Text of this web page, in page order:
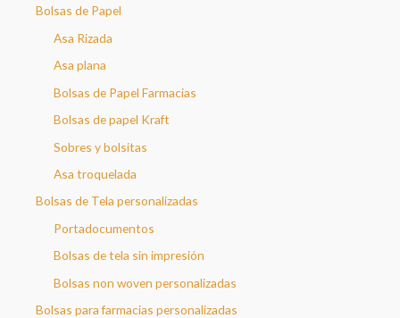
Bolsas de Papel
Asa Rizada
Asa plana
Bolsas de Papel Farmacias
Bolsas de papel Kraft
Sobres y bolsitas
Asa troquelada
Bolsas de Tela personalizadas
Portadocumentos
Bolsas de tela sin impresión
Bolsas non woven personalizadas
Bolsas para farmacias personalizadas